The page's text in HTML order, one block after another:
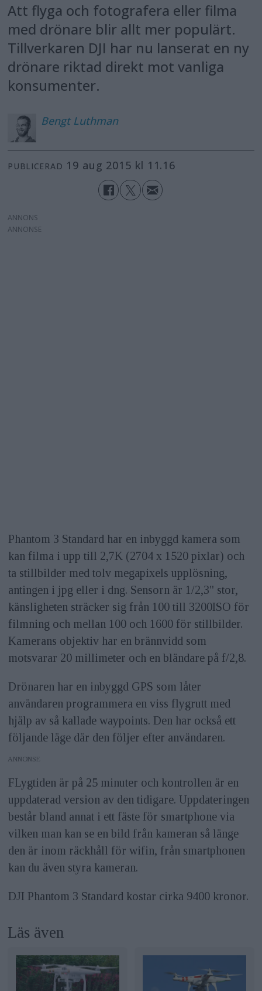
Att flyga och fotografera eller filma
med drönare blir allt mer populärt.
Tillverkaren DJI har nu lanserat en ny
drönare riktad direkt mot vanliga
konsumenter.
Bengt Luthman
PUBLICERAD 19 aug 2015 kl 11.16
ANNONS
Phantom 3 Standard har en inbyggd kamera som
kan filma i upp till 2,7K (2704 x 1520 pixlar) och
ta stillbilder med tolv megapixels upplösning,
antingen i jpg eller i dng. Sensorn är 1/2,3" stor,
känsligheten sträcker sig från 100 till 3200ISO för
filmning och mellan 100 och 1600 för stillbilder.
Kamerans objektiv har en brännvidd som
motsvarar 20 millimeter och en bländare på f/2,8.
Drönaren har en inbyggd GPS som låter
användaren programmera en viss flygrutt med
hjälp av så kallade waypoints. Den har också ett
följande läge där den följer efter användaren.
ANNONS
FLygtiden är på 25 minuter och kontrollen är en
uppdaterad version av den tidigare. Uppdateringen
består bland annat i ett fäste för smartphone via
vilken man kan se en bild från kameran så länge
den är inom räckhåll för wifin, från smartphonen
kan du även styra kameran.
DJI Phantom 3 Standard kostar cirka 9400 kronor.
Läs även